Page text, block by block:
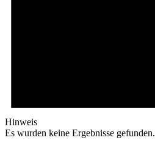
Hinweis
Es wurden keine Ergebnisse gefunden.